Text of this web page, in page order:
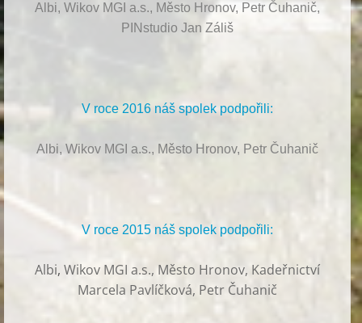
Albi, Wikov MGI a.s., Město Hronov, Petr Čuhanič,
PINstudio Jan Záliš
V roce 2016 náš spolek podpořili:
Albi, Wikov MGI a.s., Město Hronov, Petr Čuhanič
V roce 2015 náš spolek podpořili:
Albi,Wikov MGI a.s., Město Hronov, Kadeřnictví
Marcela Pavlíčková, Petr Čuhanič